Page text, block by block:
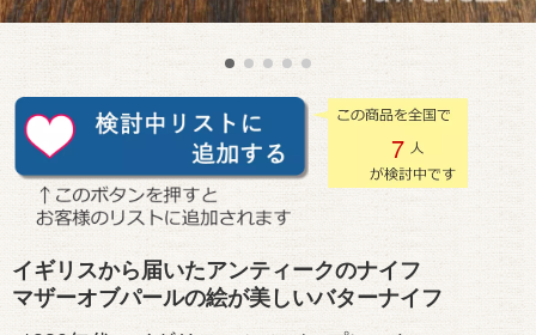
7
イギリスから届いたアンティークのナイフ
マザーオブパールの絵が美しいバターナイフ